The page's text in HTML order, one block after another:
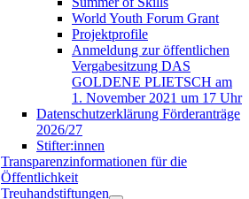
World Youth Forum Grant
Projektprofile
Anmeldung zur öffentlichen
Vergabesitzung DAS
GOLDENE PLIETSCH am
1. November 2021 um 17 Uhr
Datenschutzerklärung Förderanträge
2026/27
Stifter:innen
Transparenzinformationen für die
Öffentlichkeit
Treuhandstiftungen